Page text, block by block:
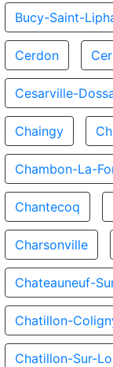
Bucy-Saint-
Cerdon
Cesarville-
Chaingy
Chambon-La-
Chantecoq
Charsonville
Chateauneuf-
Chatillon-
Chatillon-Sur-